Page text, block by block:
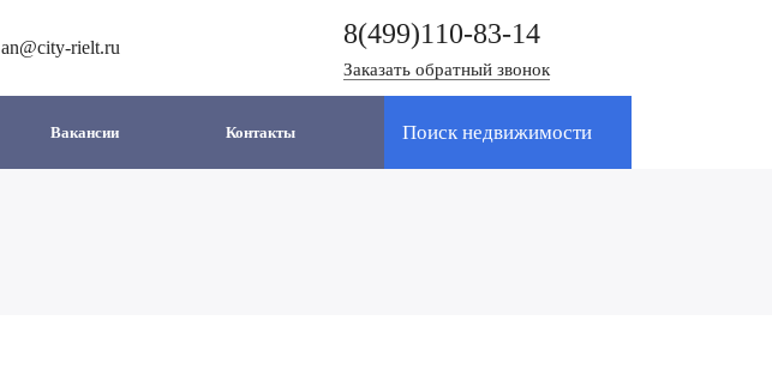
an@city-rielt.ru 8(499)110-83-14
Заказать обратный звонок
Вакансии Контакты Поиск недвижимости